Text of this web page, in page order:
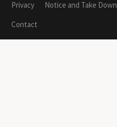
Privacy Notice and Take Down
Contact